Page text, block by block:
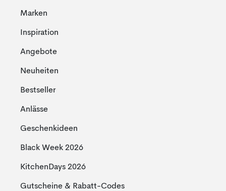
Marken
Inspiration
Angebote
Neuheiten
Bestseller
Anlässe
Geschenkideen
Black Week 2026
KitchenDays 2026
Gutscheine & Rabatt-Codes